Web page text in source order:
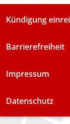
Kündigung
Barrierefreiheit
Impressum
Datenschutz